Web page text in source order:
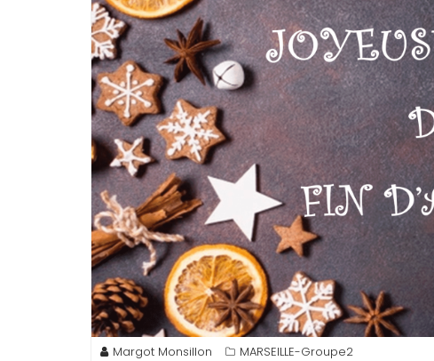
Margot Monsillon MARSEILLE-Groupe2